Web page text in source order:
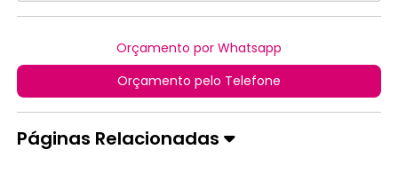
Orçamento por Whatsapp
Orçamento pelo Telefone
Páginas Relacionadas